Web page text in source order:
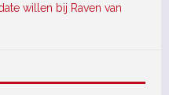
willen bij Raven van